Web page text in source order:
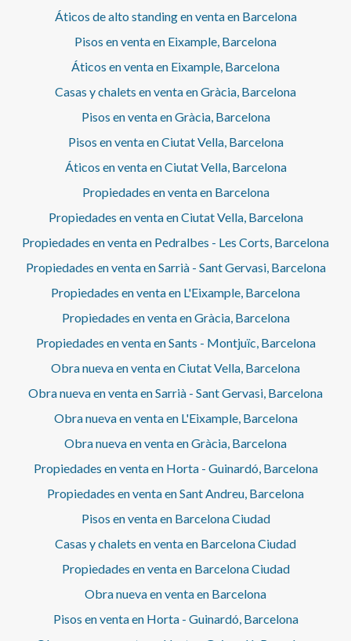
Áticos de alto standing en venta en Barcelona
Pisos en venta en Eixample, Barcelona
Áticos en venta en Eixample, Barcelona
Casas y chalets en venta en Gràcia, Barcelona
Pisos en venta en Gràcia, Barcelona
Pisos en venta en Ciutat Vella, Barcelona
Áticos en venta en Ciutat Vella, Barcelona
Propiedades en venta en Barcelona
Propiedades en venta en Ciutat Vella, Barcelona
Propiedades en venta en Pedralbes - Les Corts, Barcelona
Propiedades en venta en Sarrià - Sant Gervasi, Barcelona
Propiedades en venta en L'Eixample, Barcelona
Propiedades en venta en Gràcia, Barcelona
Propiedades en venta en Sants - Montjuïc, Barcelona
Obra nueva en venta en Ciutat Vella, Barcelona
Obra nueva en venta en Sarrià - Sant Gervasi, Barcelona
Obra nueva en venta en L'Eixample, Barcelona
Obra nueva en venta en Gràcia, Barcelona
Propiedades en venta en Horta - Guinardó, Barcelona
Propiedades en venta en Sant Andreu, Barcelona
Pisos en venta en Barcelona Ciudad
Casas y chalets en venta en Barcelona Ciudad
Propiedades en venta en Barcelona Ciudad
Obra nueva en venta en Barcelona
Pisos en venta en Horta - Guinardó, Barcelona